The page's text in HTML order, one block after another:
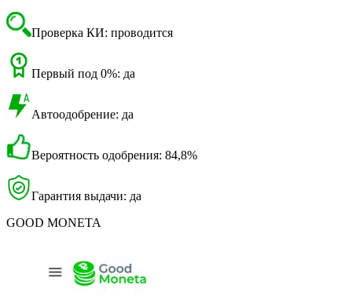
Проверка КИ: проводится
Первый под 0%: да
Автоодобрение: да
Вероятность одобрения: 84,8%
Гарантия выдачи: да
GOOD MONETA